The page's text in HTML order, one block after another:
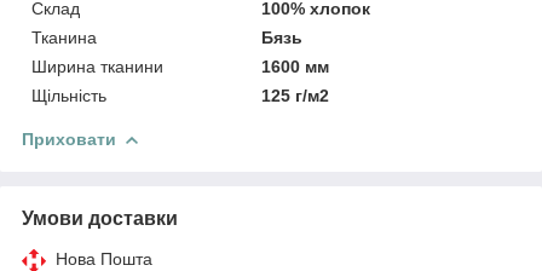
Склад
100% хлопок
Тканина
Бязь
Ширина тканини
1600 мм
Щільність
125 г/м2
Приховати
Умови доставки
Нова Пошта